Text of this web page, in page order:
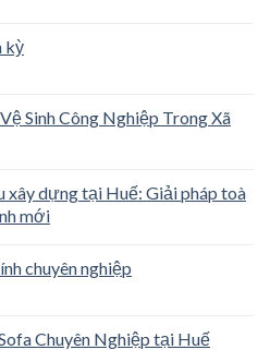
kỳ
Sinh Công Nghiệp Trong Xã
xây dựng tại Huế: Giải pháp toà
mới
chuyên nghiệp
Chuyên Nghiệp tại Huế